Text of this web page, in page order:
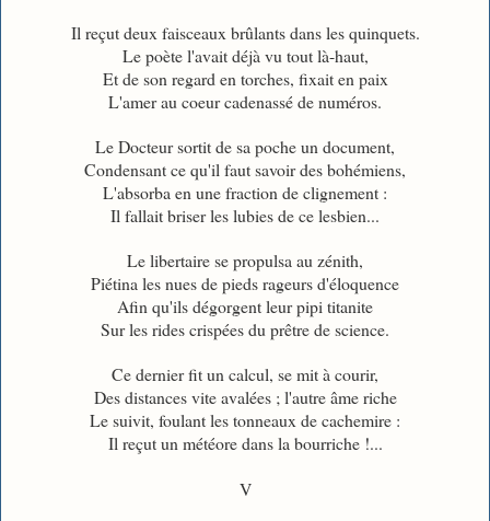
Il reçut deux faisceaux brûlants dans les quinquets.
Le poète l'avait déjà vu tout là-haut,
Et de son regard en torches, fixait en paix
L'amer au coeur cadenassé de numéros.
Le Docteur sortit de sa poche un document,
Condensant ce qu'il faut savoir des bohémiens,
L'absorba en une fraction de clignement :
Il fallait briser les lubies de ce lesbien...
Le libertaire se propulsa au zénith,
Piétina les nues de pieds rageurs d'éloquence
Afin qu'ils dégorgent leur pipi titanite
Sur les rides crispées du prêtre de science.
Ce dernier fit un calcul, se mit à courir,
Des distances vite avalées ; l'autre âme riche
Le suivit, foulant les tonneaux de cachemire :
Il reçut un météore dans la bourriche !...
V